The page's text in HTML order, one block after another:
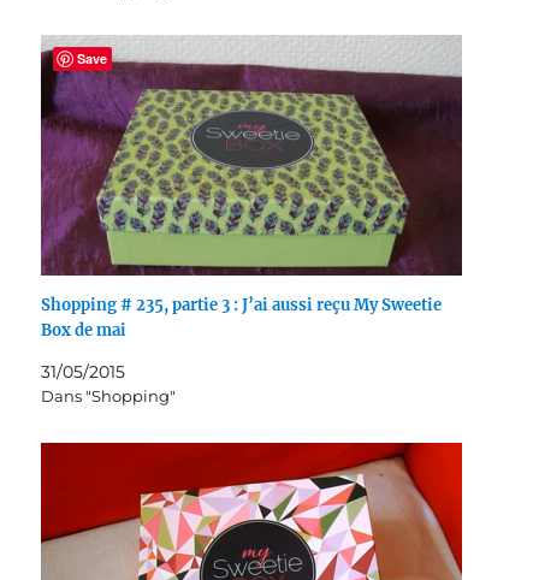
Shopping # 235, partie 3 : J’ai aussi reçu My Sweetie
Box de mai
31/05/2015
Dans "Shopping"
Save